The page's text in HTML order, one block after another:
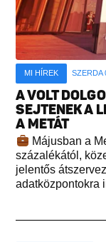
MI HÍREK SZERDA
A VOLT
SEJTENEK A
A METÁT
Májusban a
százalékától,
jelentős
adatközpontokra